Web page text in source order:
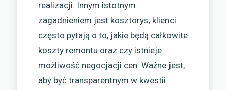
realizacji. Innym istotnym
zagadnieniem jest kosztorys; klienci
często pytają o to, jakie będą całkowite
koszty remontu oraz czy istnieje
możliwość negocjacji cen. Ważne jest,
aby być transparentnym w kwestii